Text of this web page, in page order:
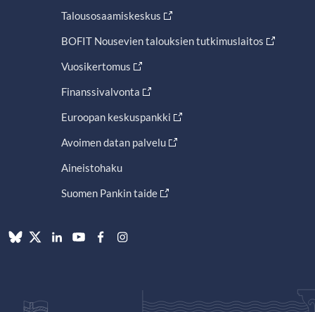
Talousosaamiskeskus
BOFIT Nousevien talouksien tutkimuslaitos
Vuosikertomus
Finanssivalvonta
Euroopan keskuspankki
Avoimen datan palvelu
Aineistohaku
Suomen Pankin taide